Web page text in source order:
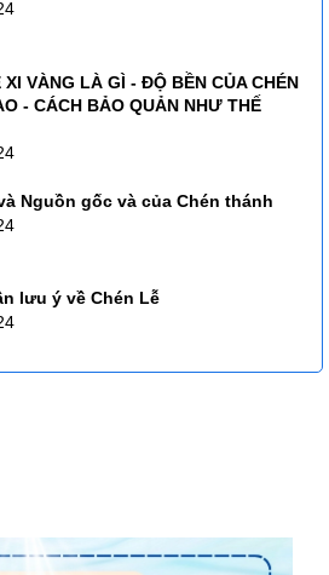
XI VÀNG LÀ GÌ - ĐỘ BỀN CỦA CHÉN
- CÁCH BẢO QUẢN NHƯ THẾ
Nguồn gốc và của Chén thánh
lưu ý về Chén Lễ